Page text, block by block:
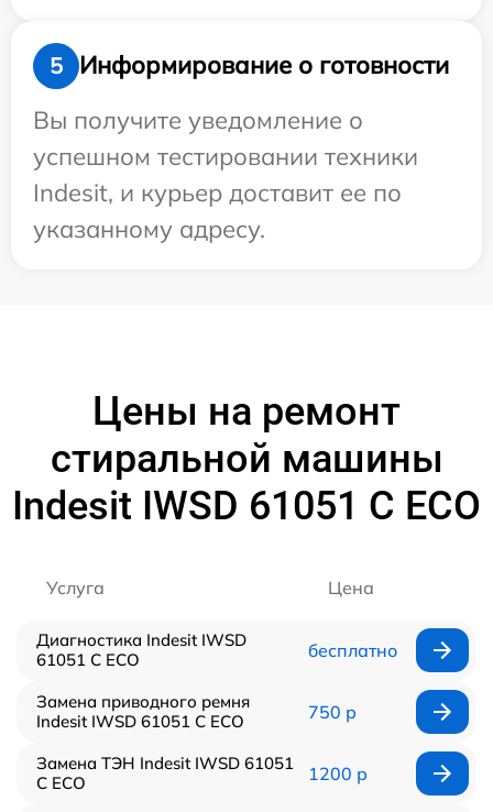
5
Информирование о готовности
Вы получите уведомление о
успешном тестировании техники
Indesit, и курьер доставит ее по
указанному адресу.
Цены на ремонт
стиральной машины
Indesit IWSD 61051 C ECO
Услуга Цена
Диагностика Indesit IWSD
61051 C ECO
бесплатно
Замена приводного ремня
Indesit IWSD 61051 C ECO
750 р
Замена ТЭН Indesit IWSD 61051
C ECO
1200 р